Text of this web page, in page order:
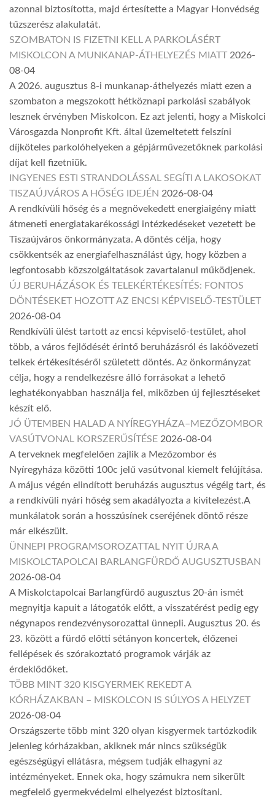
azonnal biztosította, majd értesítette a Magyar Honvédség
tűzszerész alakulatát.
SZOMBATON IS FIZETNI KELL A PARKOLÁSÉRT
MISKOLCON A MUNKANAP-ÁTHELYEZÉS MIATT 2026-
08-04
A 2026. augusztus 8-i munkanap-áthelyezés miatt ezen a
szombaton a megszokott hétköznapi parkolási szabályok
lesznek érvényben Miskolcon. Ez azt jelenti, hogy a Miskolci
Városgazda Nonprofit Kft. által üzemeltetett felszíni
díjköteles parkolóhelyeken a gépjárművezetőknek parkolási
díjat kell fizetniük.
INGYENES ESTI STRANDOLÁSSAL SEGÍTI A LAKOSOKAT
TISZAÚJVÁROS A HŐSÉG IDEJÉN 2026-08-04
A rendkívüli hőség és a megnövekedett energiaigény miatt
átmeneti energiatakarékossági intézkedéseket vezetett be
Tiszaújváros önkormányzata. A döntés célja, hogy
csökkentsék az energiafelhasználást úgy, hogy közben a
legfontosabb közszolgáltatások zavartalanul működjenek.
ÚJ BERUHÁZÁSOK ÉS TELEKÉRTÉKESÍTÉS: FONTOS
DÖNTÉSEKET HOZOTT AZ ENCSI KÉPVISELŐ-TESTÜLET
2026-08-04
Rendkívüli ülést tartott az encsi képviselő-testület, ahol
több, a város fejlődését érintő beruházásról és lakóövezeti
telkek értékesítéséről született döntés. Az önkormányzat
célja, hogy a rendelkezésre álló forrásokat a lehető
leghatékonyabban használja fel, miközben új fejlesztéseket
készít elő.
JÓ ÜTEMBEN HALAD A NYÍREGYHÁZA–MEZŐZOMBOR
VASÚTVONAL KORSZERŰSÍTÉSE 2026-08-04
A terveknek megfelelően zajlik a Mezőzombor és
Nyíregyháza közötti 100c jelű vasútvonal kiemelt felújítása.
A május végén elindított beruházás augusztus végéig tart, és
a rendkívüli nyári hőség sem akadályozta a kivitelezést.A
munkálatok során a hosszúsínek cseréjének döntő része
már elkészült.
ÜNNEPI PROGRAMSOROZATTAL NYIT ÚJRA A
MISKOLCTAPOLCAI BARLANGFÜRDŐ AUGUSZTUSBAN
2026-08-04
A Miskolctapolcai Barlangfürdő augusztus 20-án ismét
megnyitja kapuit a látogatók előtt, a visszatérést pedig egy
négynapos rendezvénysorozattal ünnepli. Augusztus 20. és
23. között a fürdő előtti sétányon koncertek, élőzenei
fellépések és szórakoztató programok várják az
érdeklődőket.
TÖBB MINT 320 KISGYERMEK REKEDT A
KÓRHÁZAKBAN – MISKOLCON IS SÚLYOS A HELYZET
2026-08-04
Országszerte több mint 320 olyan kisgyermek tartózkodik
jelenleg kórházakban, akiknek már nincs szükségük
egészségügyi ellátásra, mégsem tudják elhagyni az
intézményeket. Ennek oka, hogy számukra nem sikerült
megfelelő gyermekvédelmi elhelyezést biztosítani.